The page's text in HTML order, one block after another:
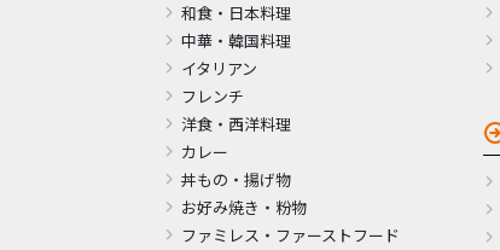
和食・日本料理
中華・韓国料理
イタリアン
フレンチ
洋食・西洋料理
カレー
丼もの・揚げ物
お好み焼き・粉物
ファミレス・ファーストフード